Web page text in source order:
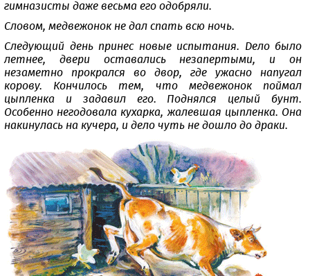
гимназисты даже весьма его одобряли.
Словом, медвежонок не дал спать всю ночь.
Следующий день принес новые испытания. Дело было
летнее, двери оставались незапертыми, и он
незаметно прокрался во двор, где ужасно напугал
корову. Кончилось тем, что медвежонок поймал
цыпленка и задавил его. Поднялся целый бунт.
Особенно негодовала кухарка, жалевшая цыпленка. Она
накинулась на кучера, и дело чуть не дошло до драки.